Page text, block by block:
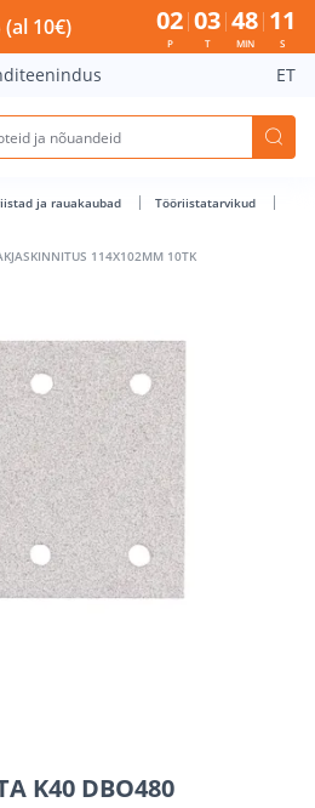
TAKJASKINNITUS
10€) 02
P
03
T
48
MIN
11
S
ET
ja rauakaubad
Tööriistatarvikud
114X102MM 10TK
K40 DBO480